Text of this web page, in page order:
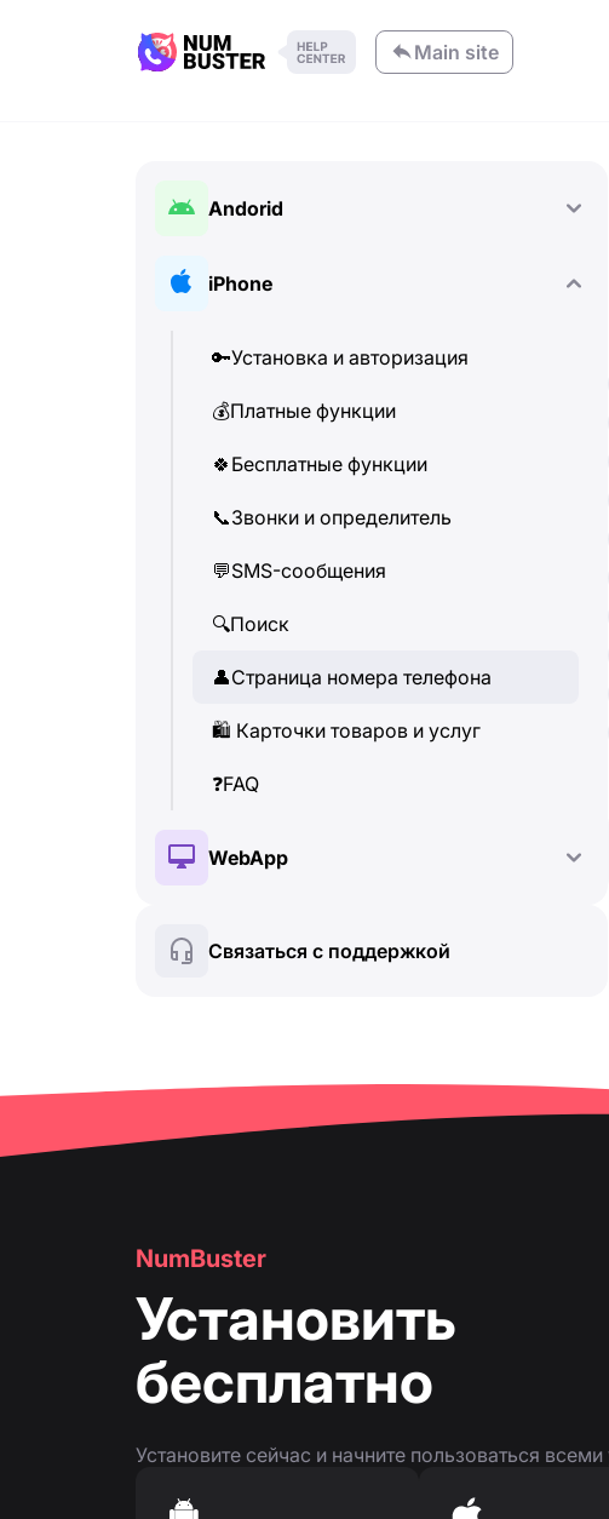
Main site
Andorid
🔑
iPhone
🔑Установка и авторизация
💰Платные функции
🍀 Бесплатные функции
📞Звонки и определитель
💬SMS-сообщения
🔍Поиск
👤Страница номера телефона
🛍 ️ Карточки товаров и услуг
❓FAQ
WebApp
🔍Поиск
👤Страница номера телефона
Связаться с поддержкой
NumBuster
Установить
бесплатно
Установите сейчас и начните пользоваться